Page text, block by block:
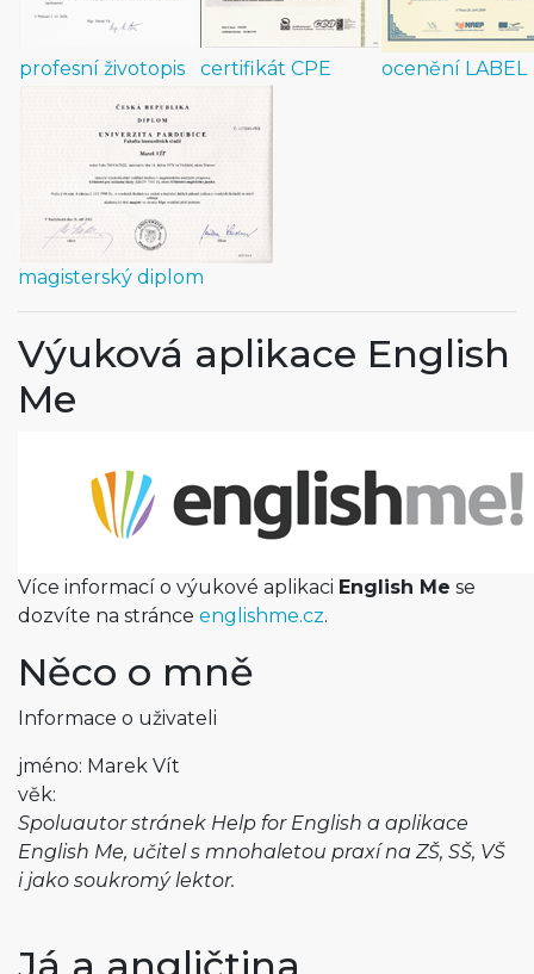
profesní životopis certifikát CPE ocenění LABEL
magisterský diplom
Výuková aplikace English
Me
Více informací o výukové aplikaci English Me se
dozvíte na stránce englishme.cz.
Něco o mně
Informace o uživateli
jméno: Marek Vít
věk:
Spoluautor stránek Help for English a aplikace
English Me, učitel s mnohaletou praxí na ZŠ, SŠ, VŠ
i jako soukromý lektor.